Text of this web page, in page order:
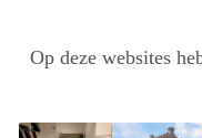
Op deze websites